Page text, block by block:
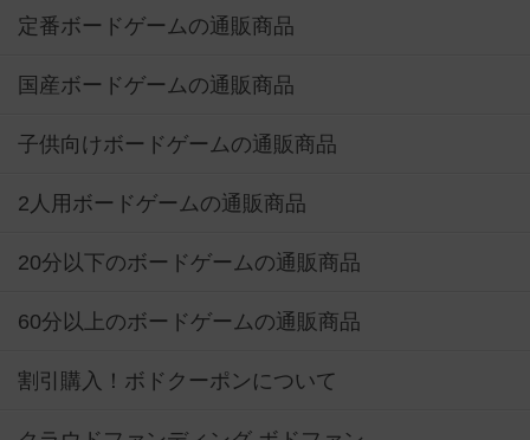
定番ボードゲームの通販商品
国産ボードゲームの通販商品
子供向けボードゲームの通販商品
2人用ボードゲームの通販商品
20分以下のボードゲームの通販商品
60分以上のボードゲームの通販商品
割引購入！ボドクーポンについて